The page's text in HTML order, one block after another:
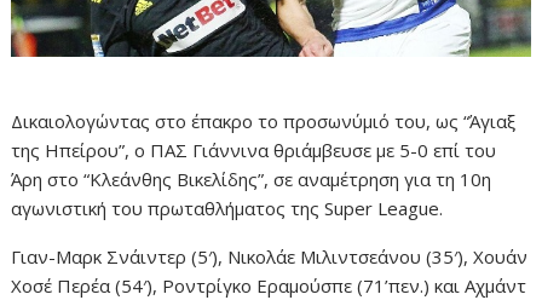
Δικαιολογώντας στο έπακρο το προσωνύμιό του, ως “Άγιαξ
της Ηπείρου”, ο ΠΑΣ Γιάννινα θριάμβευσε με 5-0 επί του
Άρη στο “Κλεάνθης Βικελίδης”, σε αναμέτρηση για τη 10η
αγωνιστική του πρωταθλήματος της Super League.
Γιαν-Μαρκ Σνάιντερ (5′), Νικολάε Μιλιντσεάνου (35′), Χουάν
Χοσέ Περέα (54′), Ροντρίγκο Εραμούσπε (71’πεν.) και Αχμάντ